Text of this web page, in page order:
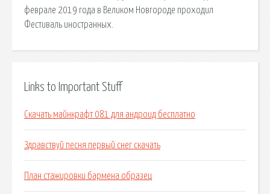
феврале 2019 года в Великом Новгороде проходил
Фестиваль иностранных.
Links to Important Stuff
Скачать майнкрафт 081 для андроид бесплатно
Здравствуй песня первый снег скачать
План стажировки бармена образец